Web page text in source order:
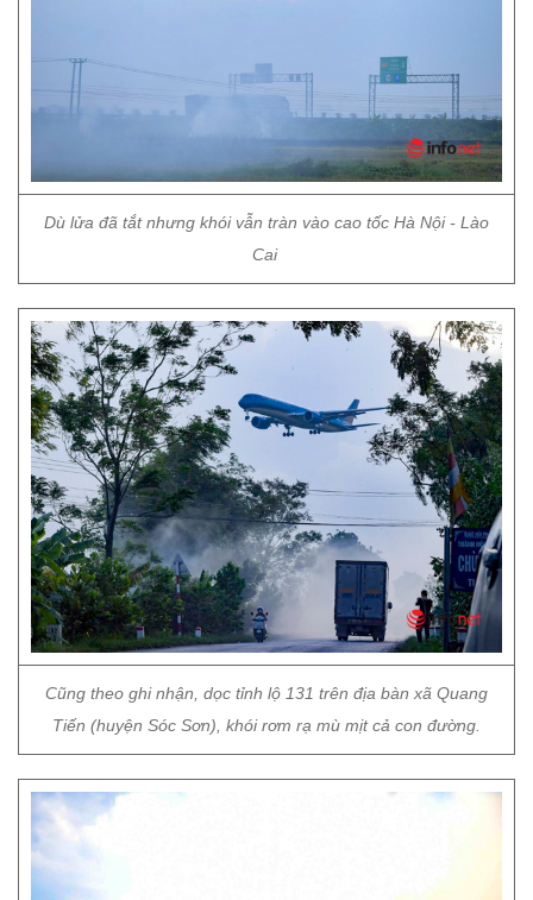
Dù lửa đã tắt nhưng khói vẫn tràn vào cao tốc Hà Nội - Lào
Cai
Cũng theo ghi nhận, dọc tỉnh lộ 131 trên địa bàn xã Quang
Tiến (huyện Sóc Sơn), khói rơm rạ mù mịt cả con đường.